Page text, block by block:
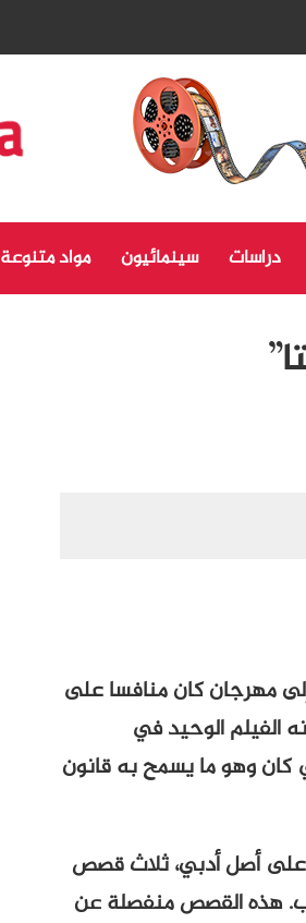
دراسات سينمائيون مواد متنوعة
إلى مهرجان كان منافسا على
الفيلم الوحيد في
وهو ما يسمح به قانون
على أصل أدبي، ثلاث قصص
هذه القصص منفصلة عن